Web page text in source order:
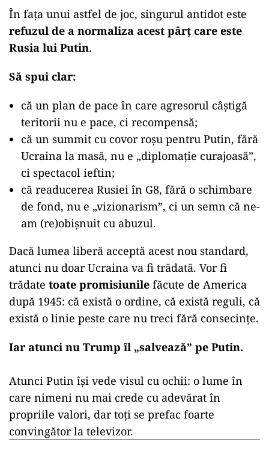
În fața unui astfel de joc, singurul antidot este
refuzul de a normaliza acest pârț care este
Rusia lui Putin.
Să spui clar:
că un plan de pace în care agresorul câștigă
teritorii nu e pace, ci recompensă;
că un summit cu covor roșu pentru Putin, fără
Ucraina la masă, nu e „diplomație curajoasă”,
ci spectacol ieftin;
că readucerea Rusiei în G8, fără o schimbare
de fond, nu e „vizionarism”, ci un semn că ne-
am (re)obișnuit cu abuzul.
Dacă lumea liberă acceptă acest nou standard,
atunci nu doar Ucraina va fi trădată. Vor fi
trădate toate promisiunile făcute de America
după 1945: că există o ordine, că există reguli, că
există o linie peste care nu treci fără consecințe.
Iar atunci nu Trump îl „salvează” pe Putin.
Atunci Putin își vede visul cu ochii: o lume în
care nimeni nu mai crede cu adevărat în
propriile valori, dar toți se prefac foarte
convingător la televizor.